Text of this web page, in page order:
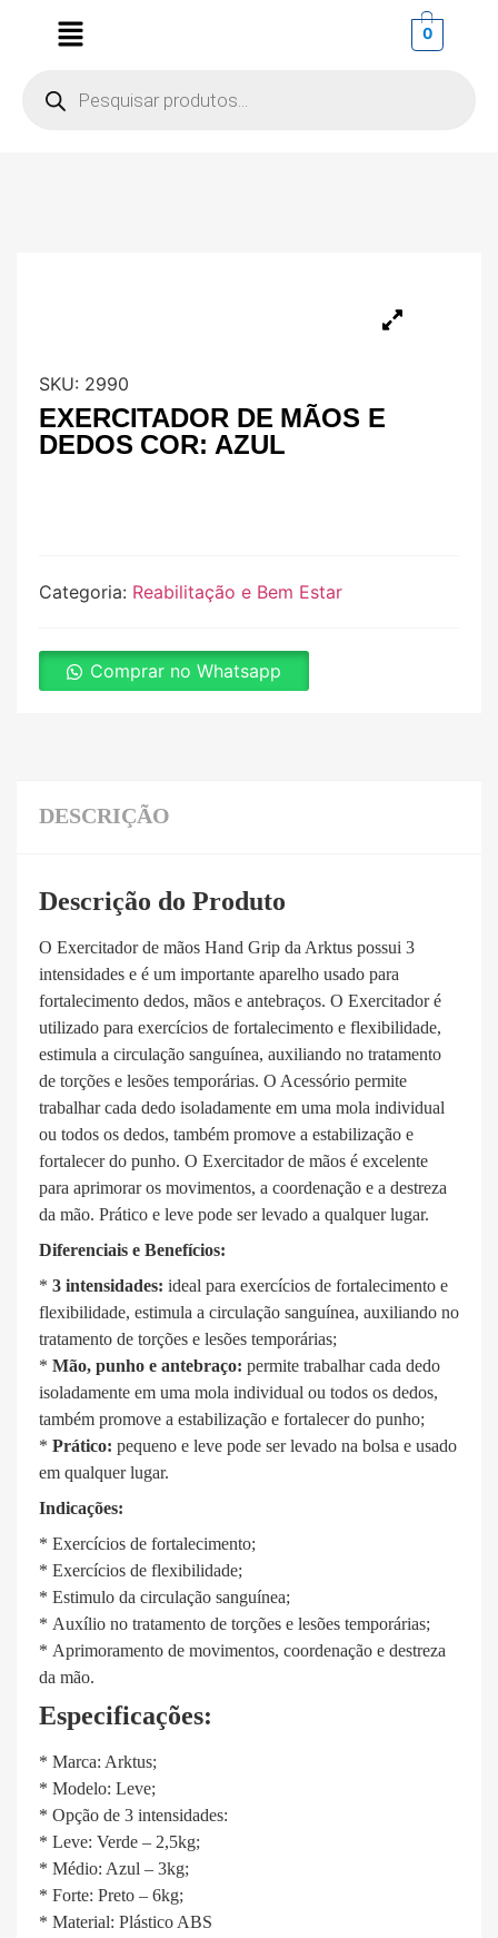
0
SKU: 2990
EXERCITADOR DE MÃOS E
DEDOS COR: AZUL
Categoria: Reabilitação e Bem Estar
Comprar no Whatsapp
DESCRIÇÃO
Descrição do Produto
O Exercitador de mãos Hand Grip da Arktus possui 3
intensidades e é um importante aparelho usado para
fortalecimento dedos, mãos e antebraços. O Exercitador é
utilizado para exercícios de fortalecimento e flexibilidade,
estimula a circulação sanguínea, auxiliando no tratamento
de torções e lesões temporárias. O Acessório permite
trabalhar cada dedo isoladamente em uma mola individual
ou todos os dedos, também promove a estabilização e
fortalecer do punho. O Exercitador de mãos é excelente
para aprimorar os movimentos, a coordenação e a destreza
da mão. Prático e leve pode ser levado a qualquer lugar.
Diferenciais e Benefícios:
* 3 intensidades: ideal para exercícios de fortalecimento e
flexibilidade, estimula a circulação sanguínea, auxiliando no
tratamento de torções e lesões temporárias;
* Mão, punho e antebraço: permite trabalhar cada dedo
isoladamente em uma mola individual ou todos os dedos,
também promove a estabilização e fortalecer do punho;
* Prático: pequeno e leve pode ser levado na bolsa e usado
em qualquer lugar.
Indicações:
* Exercícios de fortalecimento;
* Exercícios de flexibilidade;
* Estimulo da circulação sanguínea;
* Auxílio no tratamento de torções e lesões temporárias;
* Aprimoramento de movimentos, coordenação e destreza
da mão.
Especificações:
* Marca: Arktus;
* Modelo: Leve;
* Opção de 3 intensidades:
* Leve: Verde – 2,5kg;
* Médio: Azul – 3kg;
* Forte: Preto – 6kg;
* Material: Plástico ABS